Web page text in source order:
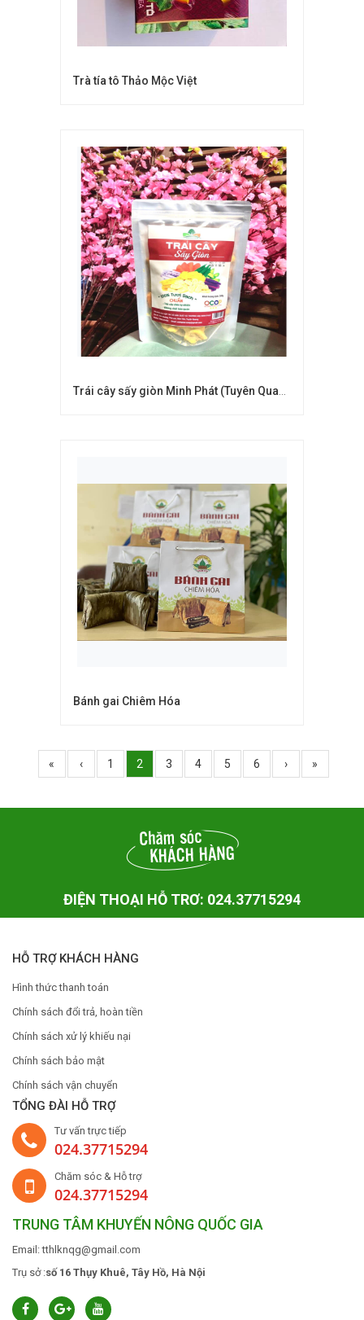
Trà tía tô Thảo Mộc Việt
Trái cây sấy giòn Minh Phát (Tuyên Quang)
Bánh gai Chiêm Hóa
« ‹ 1 2 3 4 5 6 › »
ĐIỆN THOẠI HỖ TRƠ: 024.37715294
HỖ TRỢ KHÁCH HÀNG
Hình thức thanh toán
Chính sách đổi trả, hoàn tiền
Chính sách xử lý khiếu nại
Chính sách bảo mật
Chính sách vận chuyển
TỔNG ĐÀI HỖ TRỢ
Tư vấn trực tiếp
024.37715294
Chăm sóc & Hỗ trợ
024.37715294
TRUNG TÂM KHUYẾN NÔNG QUỐC GIA
Email: tthlknqg@gmail.com
Trụ sở :số 16 Thụy Khuê, Tây Hồ, Hà Nội